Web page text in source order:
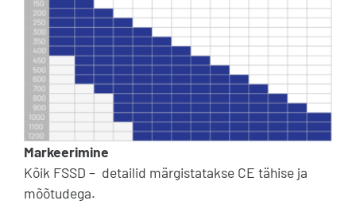
Markeerimine
Kõik FSSD – detailid märgistatakse CE tähise ja
mõõtudega.